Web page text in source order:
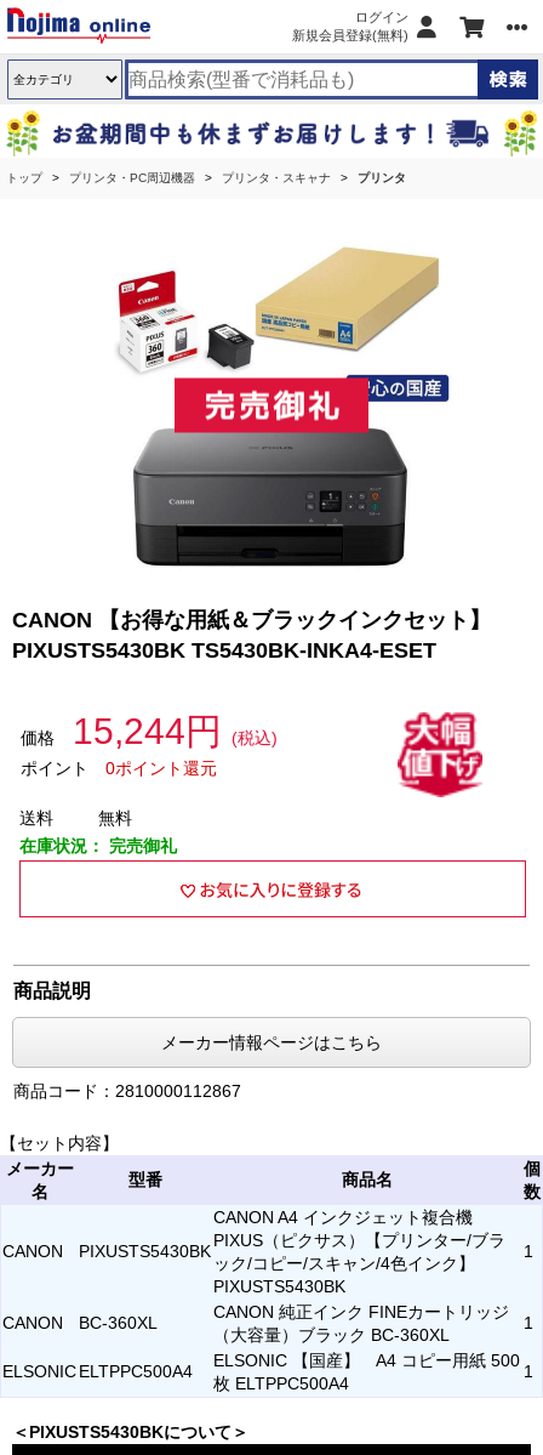
ログイン
新規会員登録(無料)
トップ プリンタ・PC周辺機器 プリンタ・スキャナ プリンタ
CANON 【お得な用紙＆ブラックインクセット】
PIXUSTS5430BK TS5430BK-INKA4-ESET
価格 15,244円
(税込)
ポイント
0ポイント還元
送料
無料
在庫状況： 完売御礼
商品説明
メーカー情報ページはこちら
商品コード：2810000112867
【セット内容】
メーカー
名
型番 商品名
個
数
CANON PIXUSTS5430BK
CANON A4 インクジェット複合機
PIXUS（ピクサス）【プリンター/ブラ
ック/コピー/スキャン/4色インク】
PIXUSTS5430BK
1
CANON BC-360XL
CANON 純正インク FINEカートリッジ
（大容量）ブラック BC-360XL
1
ELSONICELTPPC500A4
ELSONIC 【国産】 A4 コピー用紙 500
枚 ELTPPC500A4
1
＜PIXUSTS5430BKについて＞